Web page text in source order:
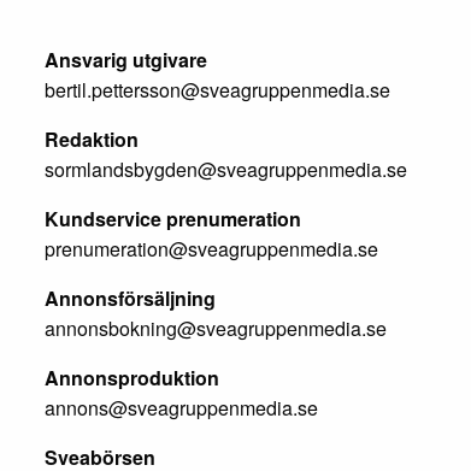
Ansvarig utgivare
bertil.pettersson@sveagruppenmedia.se
Redaktion
sormlandsbygden@sveagruppenmedia.se
Kundservice prenumeration
prenumeration@sveagruppenmedia.se
Annonsförsäljning
annonsbokning@sveagruppenmedia.se
Annonsproduktion
annons@sveagruppenmedia.se
Sveabörsen